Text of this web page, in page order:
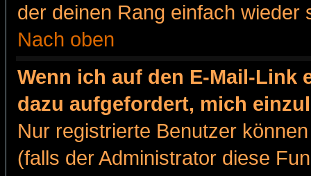
der deinen Rang einfach wieder
Nach oben
Wenn ich auf den E-Mail-Link
dazu aufgefordert, mich
Nur registrierte Benutzer
(falls der Administrator diese